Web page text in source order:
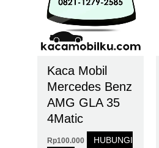
Kaca Mobil
Mercedes Benz
AMG GLA 35
4Matic
Rp100.000
HUBUNGI